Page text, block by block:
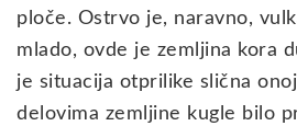
ploče. Ostrvo je, naravno,
mlado, ovde je zemljina kora
je situacija otprilike slična
delovima zemljine kugle bilo